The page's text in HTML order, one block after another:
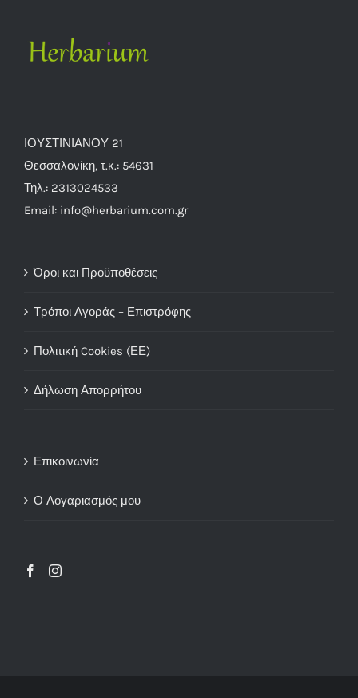
ΙΟΥΣΤΙΝΙΑΝΟΥ 21
Θεσσαλονίκη, τ.κ.: 54631
Τηλ.: 2313024533
Email: info@herbarium.com.gr
Όροι και Προϋποθέσεις
Τρόποι Αγοράς – Επιστρόφης
Πολιτική Cookies (ΕΕ)
Δήλωση Απορρήτου
Επικοινωνία
Ο Λογαριασμός μου